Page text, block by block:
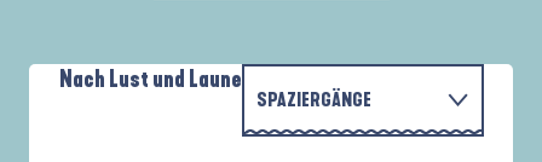
Nach Lust und Laune
SPAZIERGÄNGE